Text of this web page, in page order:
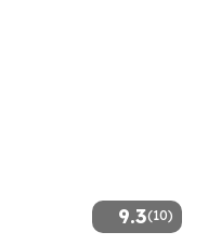
9.3(10)